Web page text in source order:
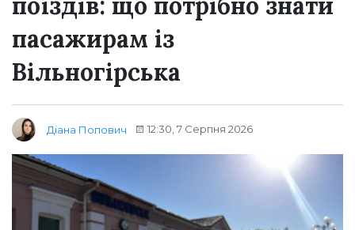
пасажирам із
Вільногірська
Діана Попович 12:30, 7 Серпня 2026